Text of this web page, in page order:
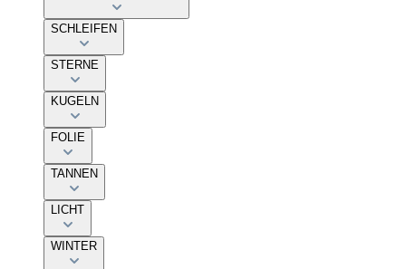
SCHLEIFEN
STERNE
KUGELN
FOLIE
TANNEN
LICHT
WINTER